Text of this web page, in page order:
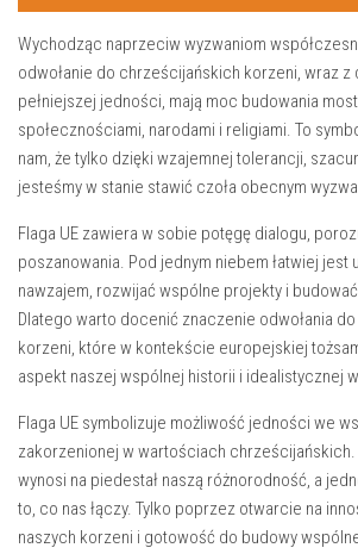
Wychodząc naprzeciw wyzwaniom
odwołanie do ⁣chrześcijańskich korzeni, wraz z
pełniejszej jedności, mają moc budowania
społecznościami, narodami i religiami. To
nam, że tylko​ dzięki wzajemnej tolerancji,
jesteśmy w stanie stawić czoła obecnym
Flaga UE​ zawiera w sobie potęgę dialogu,​
poszanowania. Pod jednym ‌niebem ​łatwiej⁤ jest
nawzajem, rozwijać wspólne projekty i
Dlatego warto docenić znaczenie odwołania
korzeni, ​które w kontekście europejskiej
aspekt naszej wspólnej historii i idealistycznej
Flaga UE symbolizuje możliwość jedności we
zakorzenionej⁤ w wartościach chrześcijańskich.‍
wynosi na piedestał naszą różnorodność, a
to, co nas łączy. Tylko poprzez​ otwarcie na
naszych korzeni i gotowość do ‌budowy